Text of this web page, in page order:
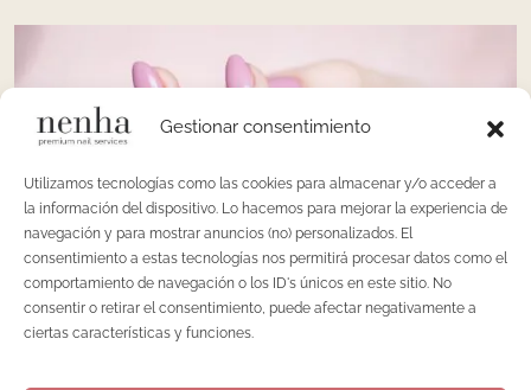
Gestionar consentimiento
Utilizamos tecnologías como las cookies para almacenar y/o acceder a
la información del dispositivo. Lo hacemos para mejorar la experiencia de
navegación y para mostrar anuncios (no) personalizados. El
consentimiento a estas tecnologías nos permitirá procesar datos como el
comportamiento de navegación o los ID's únicos en este sitio. No
consentir o retirar el consentimiento, puede afectar negativamente a
ciertas características y funciones.
17 DE MARZO DE 2020